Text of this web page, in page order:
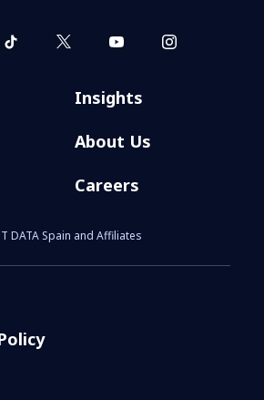
Insights
About Us
Careers
DATA Spain and Affiliates